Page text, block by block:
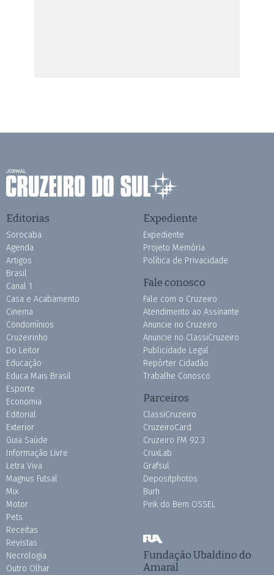
Editorias
Sorocaba
Agenda
Artigos
Brasil
Canal 1
Casa e Acabamento
Cinema
Condomínios
Cruzeirinho
Do Leitor
Educação
Educa Mais Brasil
Esporte
Economia
Editorial
Exterior
Guia Saúde
Informação Livre
Letra Viva
Magnus Futsal
Mix
Motor
Pets
Receitas
Revistas
Necrologia
Outro Olhar
Expediente
Expediente
Projeto Memória
Política de Privacidade
Fale conosco
Fale com o Cruzeiro
Atendimento ao Assinante
Anuncie no Cruzeiro
Anuncie no ClassiCruzeiro
Publicidade Legal
Repórter Cidadão
Trabalhe Conosco
Parceiros
ClassiCruzeiro
CruzeiroCard
Cruzeiro FM 92.3
CruxLab
Grafsul
Depositphotos
Burh
Pink do Bem OSSEL
Fundação Ubaldino do
Amaral